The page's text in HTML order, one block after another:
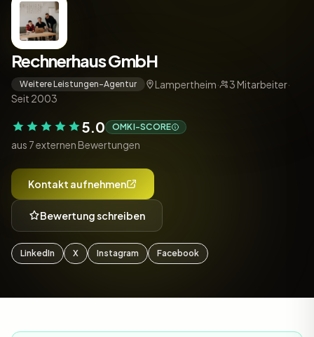
Rechnerhaus GmbH
Weitere Leistungen-Agentur Lampertheim· 3 Mitarbeiter·
Seit 2003
5.0 OMKI-SCORE
aus 7 externen Bewertungen
Kontakt aufnehmen
Bewertung schreiben
LinkedIn X Instagram Facebook